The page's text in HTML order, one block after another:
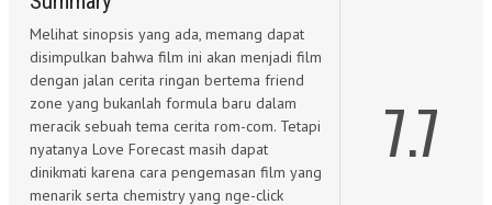
Melihat sinopsis yang ada, memang dapat
disimpulkan bahwa film ini akan menjadi film
dengan jalan cerita ringan bertema friend
zone yang bukanlah formula baru dalam
meracik sebuah tema cerita rom-com. Tetapi
nyatanya Love Forecast masih dapat
dinikmati karena cara pengemasan film yang
menarik serta chemistry yang nge-click
7.7